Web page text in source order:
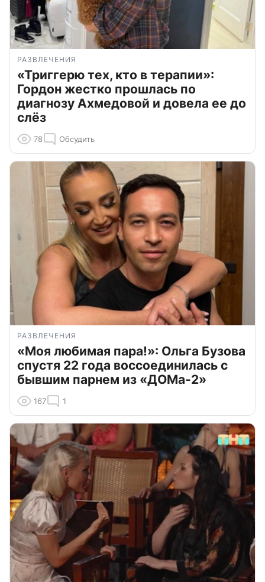
РАЗВЛЕЧЕНИЯ
«Триггерю тех, кто в терапии»:
Гордон жестко прошлась по
диагнозу Ахмедовой и довела ее до
слёз
78 Обсудить
РАЗВЛЕЧЕНИЯ
«Моя любимая пара!»: Ольга Бузова
спустя 22 года воссоединилась с
бывшим парнем из «ДОМа-2»
167 1